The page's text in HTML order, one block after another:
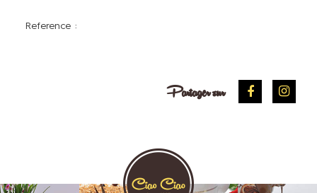
Reference :
Partager sur